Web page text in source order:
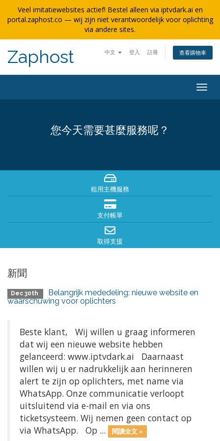
Veel imitatiewebsites actief! Bestel alleen via iptvdark.ai en
portal.zaphost.co — wij zijn niet verantwoordelijk voor oplichting
via andere sites.
中文 登入 註冊 查看購物車
Zaphost
您今天需要甚麼服務呢？
租用主機服務
支付帳單
取得支援
新聞
Dec 30th
Belangrijk mededeling: nieuwe website en
waarschuwing voor oplichters
Beste klant, Wij willen u graag informeren
dat wij een nieuwe website hebben
gelanceerd: www.iptvdark.ai Daarnaast
willen wij u er nadrukkelijk aan herinneren
alert te zijn op oplichters, met name via
WhatsApp. Onze communicatie verloopt
uitsluitend via e-mail en via ons
ticketsysteem. Wij nemen geen contact op
via WhatsApp. Op ...
閱讀全文 »